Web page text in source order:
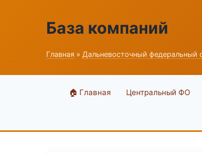
База компаний
Главная » Дальневосточный федеральный
🏠 Главная Центральный ФО